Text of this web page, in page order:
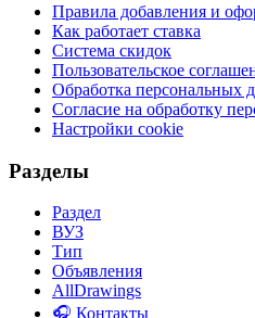
Правила добавления и
Как работает ставка
Система скидок
Пользовательское
Обработка персональных
Согласие на обработку
Настройки cookie
Разделы
Раздел
ВУЗ
Тип
Объявления
AllDrawings
🎧 Контакты